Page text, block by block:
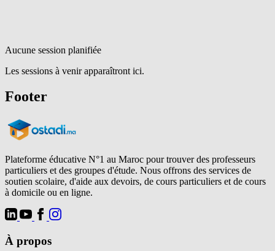
Aucune session planifiée
Les sessions à venir apparaîtront ici.
Footer
Plateforme éducative N°1 au Maroc pour trouver des professeurs
particuliers et des groupes d'étude. Nous offrons des services de
soutien scolaire, d'aide aux devoirs, de cours particuliers et de cours
à domicile ou en ligne.
À propos